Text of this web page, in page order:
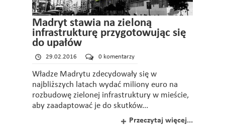
Madryt stawia na zieloną
infrastrukturę przygotowując się
do upałów
29.02.2016 0 komentarzy
Władze Madrytu zdecydowały się w
najbliższych latach wydać miliony euro na
rozbudowę zielonej infrastruktury w mieście,
aby zaadaptować je do skutków...
Przeczytaj więcej...